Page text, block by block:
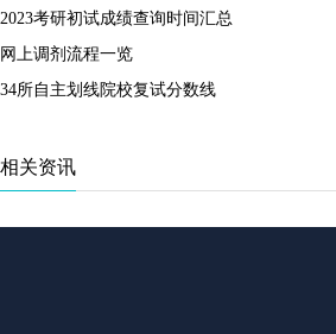
2023考研初试成绩查询时间汇总
网上调剂流程一览
34所自主划线院校复试分数线
相关资讯